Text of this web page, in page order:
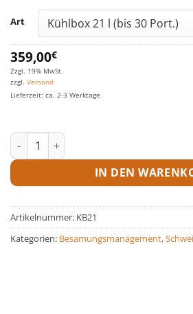
Art
359,00€
Zzgl. 19% MwSt.
zzgl. Versand
Lieferzeit: ca. 2-3 Werktage
Kühlboxen Menge
IN DEN
Artikelnummer: KB21
Kategorien: Besamungsmanagement,